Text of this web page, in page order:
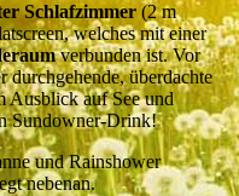
Schlafzimmer (2 m
welches mit einer
verbunden ist. Vor
durchgehende, überdachte
Ausblick auf See und
Sundowner-Drink!
und Rainshower
nebenan.